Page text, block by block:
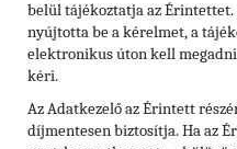
belül tájékoztatja az
nyújtotta be a kérelmet, a
elektronikus úton kell
kéri.
Az Adatkezelő az Érintett
díjmentesen biztosítja. Ha az